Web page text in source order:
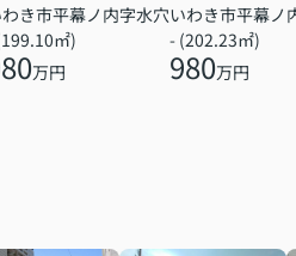
き市平幕ノ内字水穴
㎡)
万円
いわき市平幕ノ
- (202.23㎡)
980万円